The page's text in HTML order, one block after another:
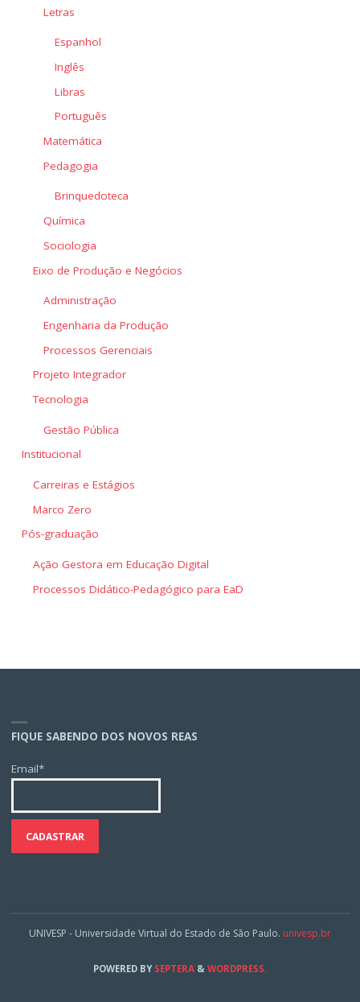
Letras
Espanhol
Inglês
Libras
Português
Matemática
Pedagogia
Brinquedoteca
Química
Sociologia
Eixo de Produção e Negócios
Administração
Engenharia da Produção
Processos Gerenciais
Projeto Integrador
Tecnologia
Gestão Pública
Institucional
Carreiras e Estágios
Marco Zero
Pós-graduação
Ação Gestora em Educação Digital
Processos Didático-Pedagógico para EaD
FIQUE SABENDO DOS NOVOS REAS
Email*
UNIVESP - Universidade Virtual do Estado de São Paulo. univesp.br
POWERED BYSEPTERA & WORDPRESS.